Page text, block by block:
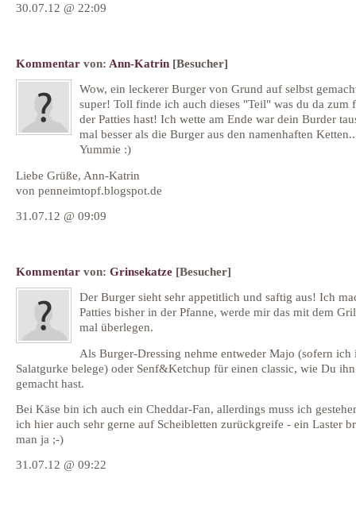
30.07.12 @ 22:09
Kommentar von: Ann-Katrin [Besucher]
Wow, ein leckerer Burger von Grund auf selbst
super! Toll finde ich auch dieses "Teil" was du da zum
der Patties hast! Ich wette am Ende war dein Burder
mal besser als die Burger aus den namenhaften
Yummie :)
Liebe Grüße, Ann-Katrin
von penneimtopf.blogspot.de
31.07.12 @ 09:09
Kommentar von: Grinsekatze [Besucher]
Der Burger sieht sehr appetitlich und saftig aus! Ich
Patties bisher in der Pfanne, werde mir das mit dem
mal überlegen.
Als Burger-Dressing nehme entweder Majo (sofern ich
Salatgurke belege) oder Senf&Ketchup für einen classic, wie Du ihn
gemacht hast.
Bei Käse bin ich auch ein Cheddar-Fan, allerdings muss ich
ich hier auch sehr gerne auf Scheibletten zurückgreife - ein Laster
man ja ;-)
31.07.12 @ 09:22